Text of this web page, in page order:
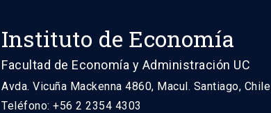
Instituto de Economía
Facultad de Economía y Administración UC
Avda. Vicuña Mackenna 4860, Macul. Santiago, Chile
Teléfono: +56 2 2354 4303